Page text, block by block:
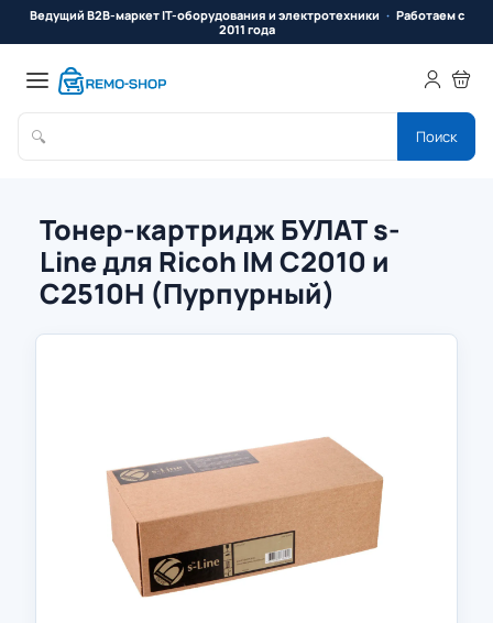
Ведущий B2B-маркет IT-оборудования и электротехники
Работаем с
2011 года
🔍 Поиск
Тонер-картридж БУЛАТ s-
Line для Ricoh IM C2010 и
C2510H (Пурпурный)